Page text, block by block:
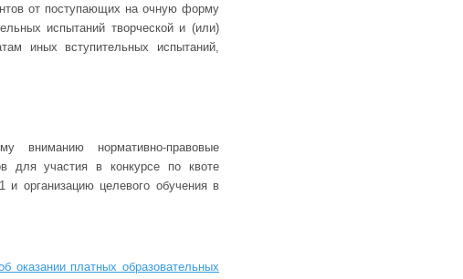
от поступающих на очную форму
испытаний творческой и (или)
иных вступительных испытаний,
вниманию нормативно-правовые
для участия в конкурсе по квоте
и организацию целевого обучения в
оказании платных образовательных